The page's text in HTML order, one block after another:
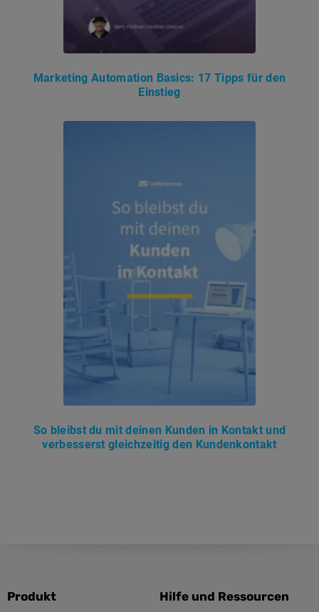
Marketing Automation Basics: 17 Tipps für den
Einstieg
So bleibst du mit deinen Kunden in Kontakt und
verbesserst gleichzeitig den Kundenkontakt
Produkt Hilfe und Ressourcen